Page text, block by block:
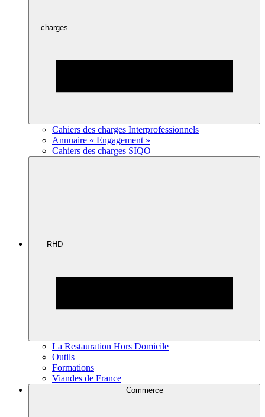
charges
Cahiers des charges Interprofessionnels
Annuaire « Engagement »
Cahiers des charges SIQO
RHD
La Restauration Hors Domicile
Outils
Formations
Viandes de France
Commerce